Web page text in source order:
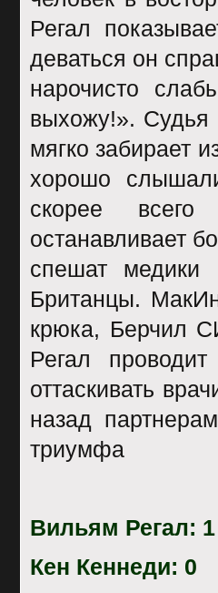
Регал
деваться он
нарочисто
выхожу!». Судья
мягко забирает
хорошо
скорее
останавливает
спешат
Британцы.
крюка, Берчил
Регал
оттаскивать
назад
триумфа
Вильям Регал:
Кен Кеннеди: 0